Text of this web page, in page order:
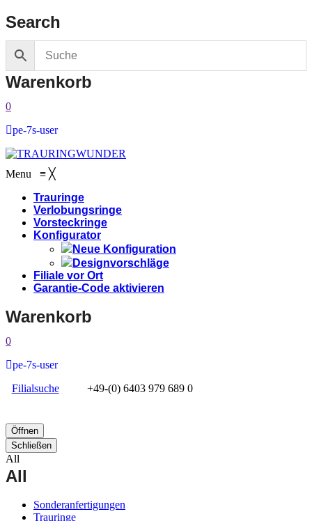
Search
Warenkorb
0
pe-7s-user
Menu ≡ ╳
Trauringe
Verlobungsringe
Vorsteckringe
Konfigurator
Neue Konfiguration
Designvorschläge
Filiale vor Ort
Garantie-Code aktivieren
Warenkorb
0
pe-7s-user
Filialsuche
+49-(0) 6403 979 689 0
Öffnen
Schließen
All
All
Sonderanfertigungen
Trauringe